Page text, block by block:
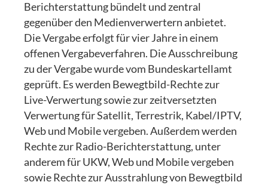
Berichterstattung bündelt und zentral
gegenüber den Medienverwertern anbietet.
Die Vergabe erfolgt für vier Jahre in einem
offenen Vergabeverfahren. Die Ausschreibung
zu der Vergabe wurde vom Bundeskartellamt
geprüft. Es werden Bewegtbild-Rechte zur
Live-Verwertung sowie zur zeitversetzten
Verwertung für Satellit, Terrestrik, Kabel/IPTV,
Web und Mobile vergeben. Außerdem werden
Rechte zur Radio-Berichterstattung, unter
anderem für UKW, Web und Mobile vergeben
sowie Rechte zur Ausstrahlung von Bewegtbild